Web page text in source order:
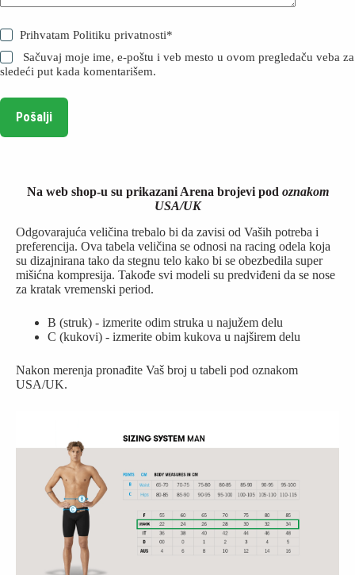
PrihvatamPolitiku privatnosti*
Sačuvaj moje ime, e-poštu i veb mesto u ovom pregledaču veba za
sledeći put kada komentarišem.
Pošalji
Na web shop-u su prikazani Arena brojevi pod oznakom
USA/UK
Odgovarajuća veličina trebalo bi da zavisi od Vaših potreba i
preferencija. Ova tabela veličina se odnosi na racing odela koja
su dizajnirana tako da stegnu telo kako bi se obezbedila super
mišićna kompresija. Takođe svi modeli su predviđeni da se nose
za kratak vremenski period.
B (struk) - izmerite odim struka u najužem delu
C (kukovi) - izmerite obim kukova u najširem delu
Nakon merenja pronađite Vaš broj u tabeli pod oznakom
USA/UK.